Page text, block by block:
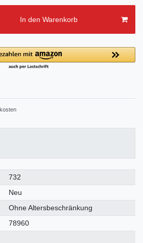
In den Warenkorb
732
Neu
Ohne Altersbeschränkung
78960